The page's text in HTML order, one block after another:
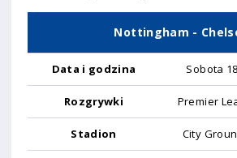
Nottingham -
Data i godzina Sobota
Rozgrywki Premier
Stadion City